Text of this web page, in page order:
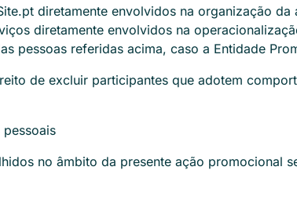
diretamente envolvidos na organização da
diretamente envolvidos na
pessoas referidas acima, caso a Entidade
de excluir participantes que adotem
no âmbito da presente ação promocional